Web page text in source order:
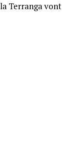
Terranga vont